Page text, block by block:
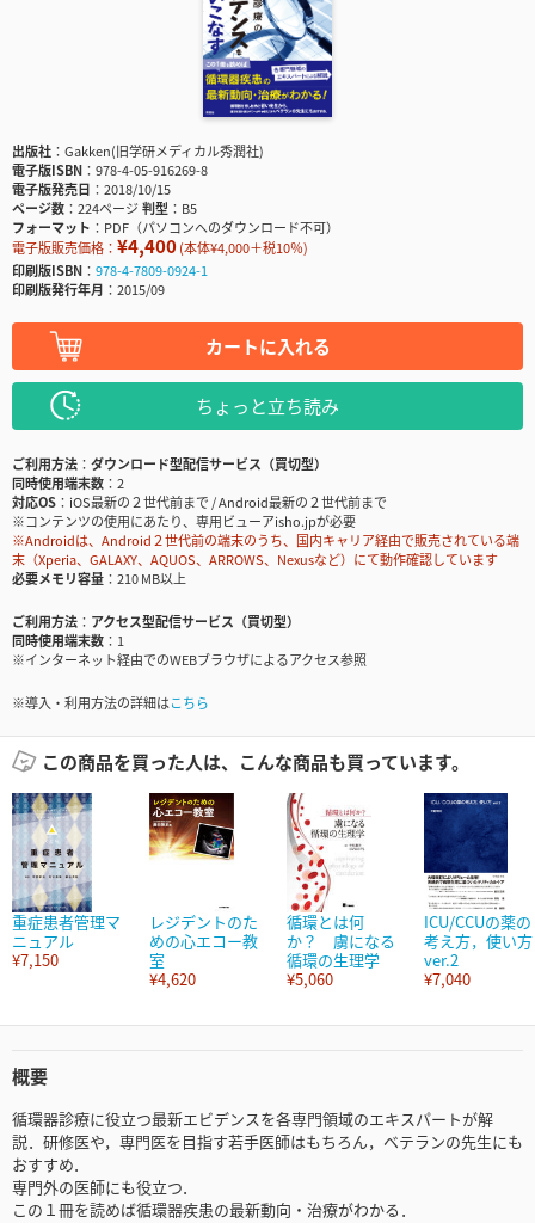
出版社
Gakken(旧学研メディカル秀潤社)
電子版ISBN
978-4-05-916269-8
電子版発売日
2018/10/15
ページ数
224ページ判型
B5
フォーマット
PDF（パソコンへのダウンロード不可）
電子版販売価格： ¥4,400(本体¥4,000＋税10％)
印刷版ISBN
978-4-7809-0924-1
印刷版発行年月
2015/09
カートに入れる
ちょっと立ち読み
ご利用方法
ダウンロード型配信サービス（買切型）
同時使用端末数
2
対応OS
iOS最新の２世代前まで / Android最新の２世代前まで
※コンテンツの使用にあたり、専用ビューアisho.jpが必要
※Androidは、Android２世代前の端末のうち、国内キャリア経由で販売されている端
末（Xperia、GALAXY、AQUOS、ARROWS、Nexusなど）にて動作確認しています
必要メモリ容量
210 MB以上
ご利用方法
アクセス型配信サービス（買切型）
同時使用端末数
1
※インターネット経由でのWEBブラウザによるアクセス参照
※導入・利用方法の詳細はこちら
この商品を買った人は、こんな商品も買っています。
重症患者管理マ
ニュアル
¥7,150
レジデントのた
めの心エコー教
室
¥4,620
循環とは何
か？ 虜になる
循環の生理学
¥5,060
ICU/CCUの薬の
考え方，使い方
ver.2
¥7,040
概要
循環器診療に役立つ最新エビデンスを各専門領域のエキスパートが解
説．研修医や，専門医を目指す若手医師はもちろん，ベテランの先生にも
おすすめ．
専門外の医師にも役立つ．
この１冊を読めば循環器疾患の最新動向・治療がわかる．